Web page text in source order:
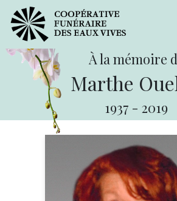
À la mémoire
Marthe
1937 - 2019